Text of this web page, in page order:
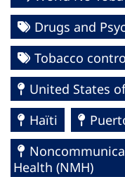
Drugs and
Tobacco
United States
Haïti
Health (NMH)